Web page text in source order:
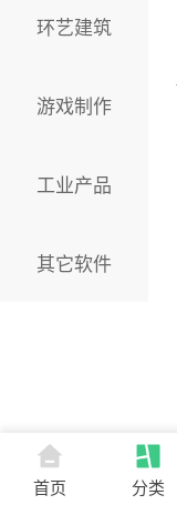
环艺建筑
游戏制作
工业产品
其它软件
首页 分类